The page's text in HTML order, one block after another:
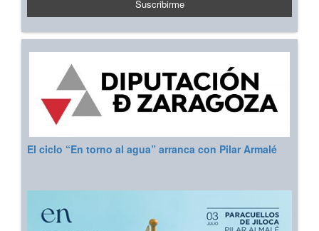
El ciclo “En torno al agua” arranca con Pilar Armalé